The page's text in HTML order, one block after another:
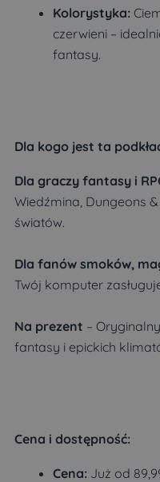
Kolorystyka:
czerwieni –
fantasy.
Dla kogo jest ta
Dla graczy fantasy i
Wiedźmina, Dungeons
światów.
Dla fanów smoków,
Twój komputer
Na prezent –
fantasy i epickich
Cena i dostępność:
Cena: Już od